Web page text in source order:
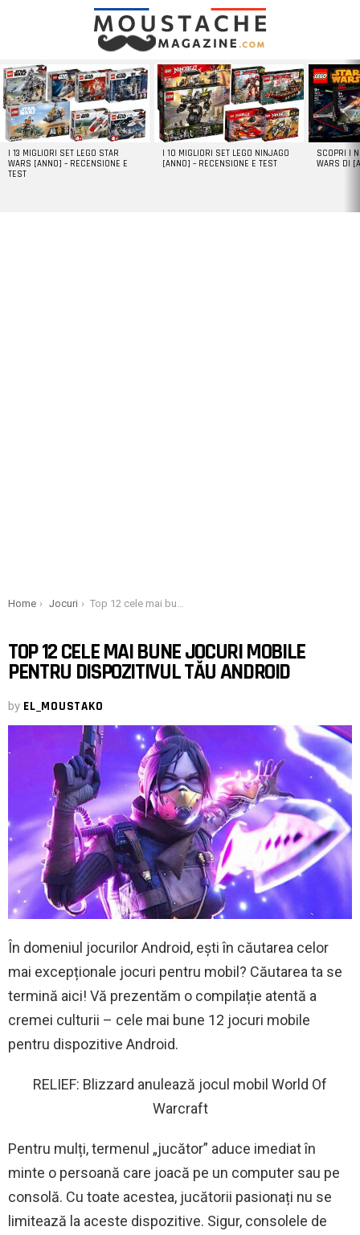
LATEST
STORIES
I 13 MIGLIORI SET LEGO STAR
WARS [ANNO] – RECENSIONE E
TEST
I 10 MIGLIORI SET LEGO NINJAGO
[ANNO] – RECENSIONE E TEST
SCOPRI I
WARS DI
You are here:
Home Jocuri Top 12 cele mai bune jocuri mobile pentru dispozitivul tău Android
TOP 12 CELE MAI BUNE JOCURI MOBILE
PENTRU DISPOZITIVUL TĂU ANDROID
by EL_MOUSTAKO
În domeniul jocurilor Android, ești în căutarea celor
mai excepționale jocuri pentru mobil? Căutarea ta se
termină aici! Vă prezentăm o compilație atentă a
cremei culturii – cele mai bune 12 jocuri mobile
pentru dispozitive Android.
RELIEF: Blizzard anulează jocul mobil World Of
Warcraft
Pentru mulți, termenul „jucător” aduce imediat în
minte o persoană care joacă pe un computer sau pe
consolă. Cu toate acestea, jucătorii pasionați nu se
limitează la aceste dispozitive. Sigur, consolele de